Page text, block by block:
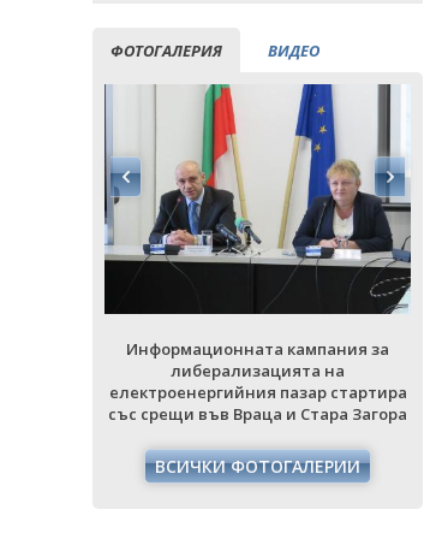
ФОТОГАЛЕРИЯ ВИДЕО
Информационната кампания за
либерализацията на
електроенергийния пазар стартира
със срещи във Враца и Стара Загора
ВСИЧКИ ФОТОГАЛЕРИИ